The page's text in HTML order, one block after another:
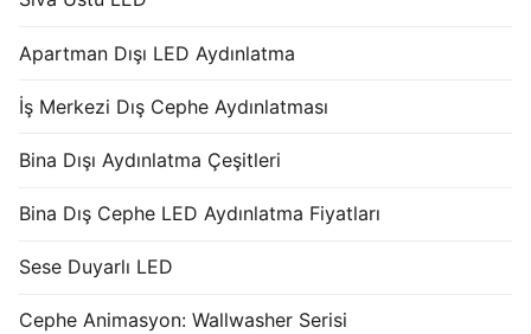
Apartman Dışı LED Aydınlatma
İş Merkezi Dış Cephe Aydınlatması
Bina Dışı Aydınlatma Çeşitleri
Bina Dış Cephe LED Aydınlatma Fiyatları
Sese Duyarlı LED
Cephe Animasyon: Wallwasher Serisi